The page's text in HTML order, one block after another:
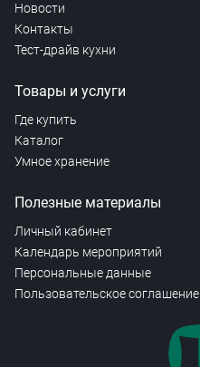
Новости
Контакты
Тест-драйв кухни
Товары и услуги
Где купить
Каталог
Умное хранение
Полезные материалы
Личный кабинет
Календарь мероприятий
Персональные данные
Пользовательское соглашение